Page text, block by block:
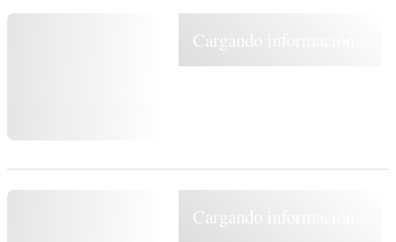
Cargando información...
Cargando información...